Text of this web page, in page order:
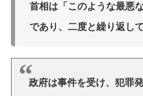
首相は「このような最悪
であり、二度と繰り返し
政府は事件を受け、犯罪